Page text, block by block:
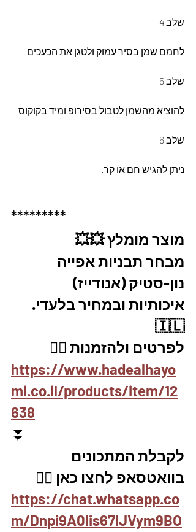
שלב 4
לחמם שמן בסיר עמוק ולטגן את הכעכים
שלב 5
להוציא מהשמן לטבול בסירופ ומיד בקוקוס
שלב 6
ניתן להגיש חם או קר.
*********
מוצר מומלץ 💥💥
מבחר תבניות אפייה
נון-סטיק (אנודייז)
איכותיות ובמחיר בלעדי.
🇮🇱
לפרטים ולהזמנות 👇🏼
https://www.hadealhayo
mi.co.il/products/item/12
638
⏬
לקבלת המתכונים
בוואטסאפ לחצו כאן 👇🏽
https://chat.whatsapp.co
m/Dnpi9A0Iis67lJVym9BO